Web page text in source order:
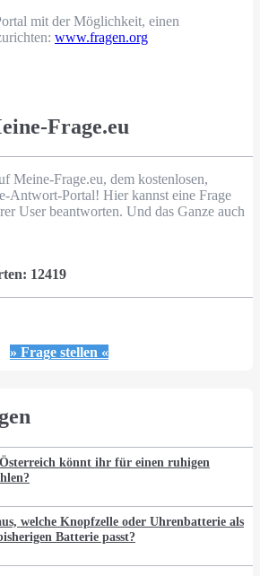
mit der Möglichkeit, einen
www.fragen.org
Frage.eu
Meine-Frage.eu, dem kostenlosen,
Antwort-Portal! Hier kannst eine Frage
User beantworten. Und das Ganze auch
12419
» Frage stellen «
könnt ihr für einen ruhigen
welche Knopfzelle oder Uhrenbatterie als
Batterie passt?